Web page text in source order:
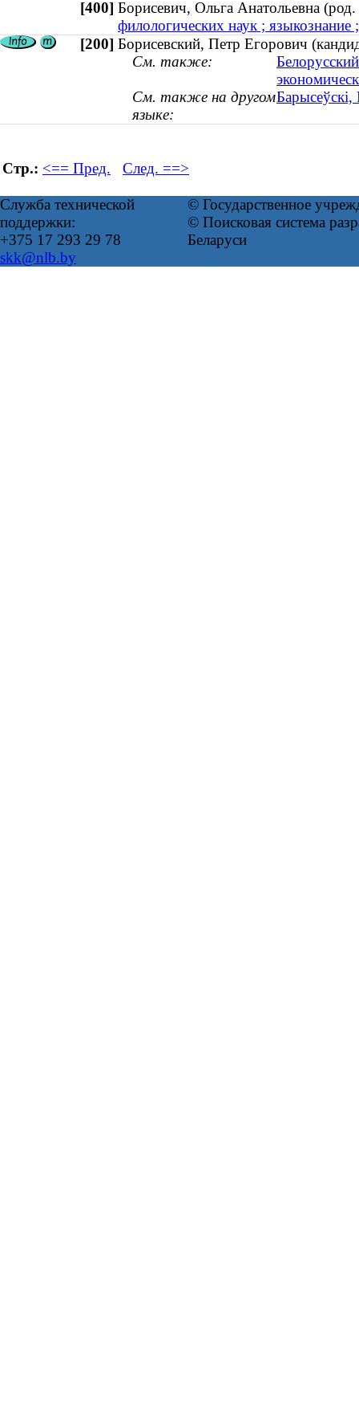
[400] Борисевич, Ольга Анатольевна
филологических наук ; языкознание
[200] Борисевский, Петр Егорович
См. также:
См. также на другом
языке:
Стр.: <== Пред. След. ==>
Служба технической
поддержки:
+375 17 293 29 78
skk@nlb.by
© Государственное
© Поисковая система
Беларуси